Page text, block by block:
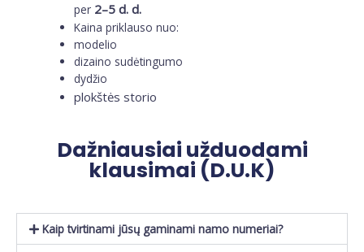
per 2–5 d. d.
Kaina priklauso nuo:
modelio
dizaino sudėtingumo
dydžio
plokštės storio
Dažniausiai užduodami
klausimai (D.U.K)
Kaip tvirtinami jūsų gaminami namo numeriai?